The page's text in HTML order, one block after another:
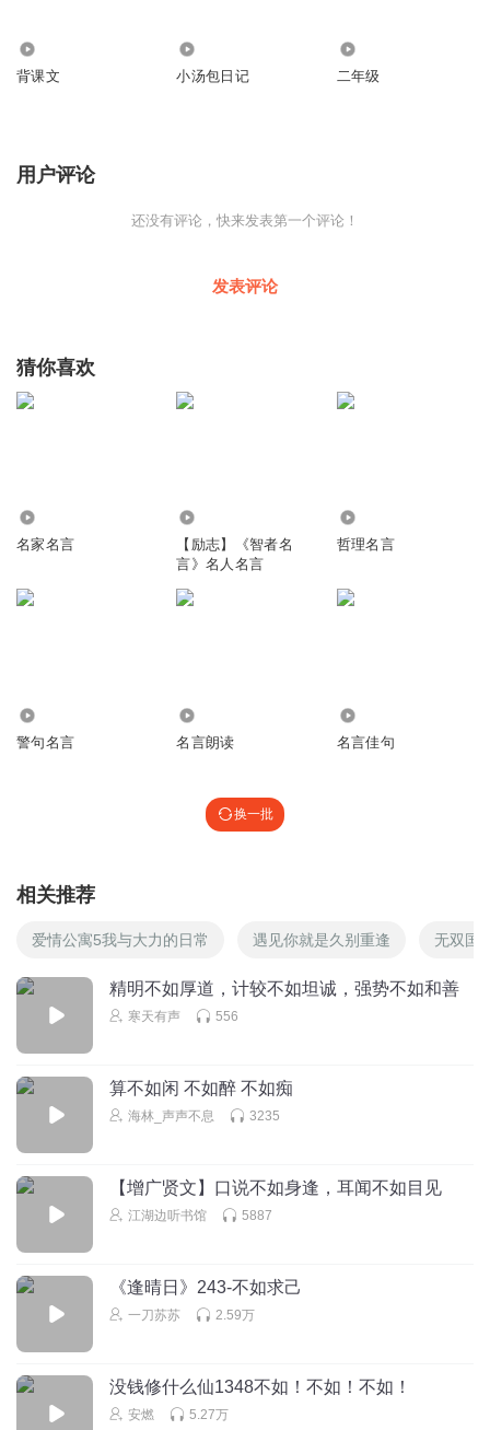
背课文 小汤包日记 二年级
用户评论
还没有评论，快来发表第一个评论！
发表评论
猜你喜欢
名家名言
【励志】《智者名
言》名人名言
哲理名言
警句名言 名言朗读 名言佳句
换一批
相关推荐
爱情公寓5我与大力的日常 遇见你就是久别重逢 无双国
精明不如厚道，计较不如坦诚，强势不如和善
寒天有声 556
算不如闲 不如醉 不如痴
海林_声声不息 3235
【增广贤文】口说不如身逢，耳闻不如目见
江湖边听书馆 5887
《逢晴日》243-不如求己
一刀苏苏 2.59万
没钱修什么仙1348不如！不如！不如！
安燃 5.27万